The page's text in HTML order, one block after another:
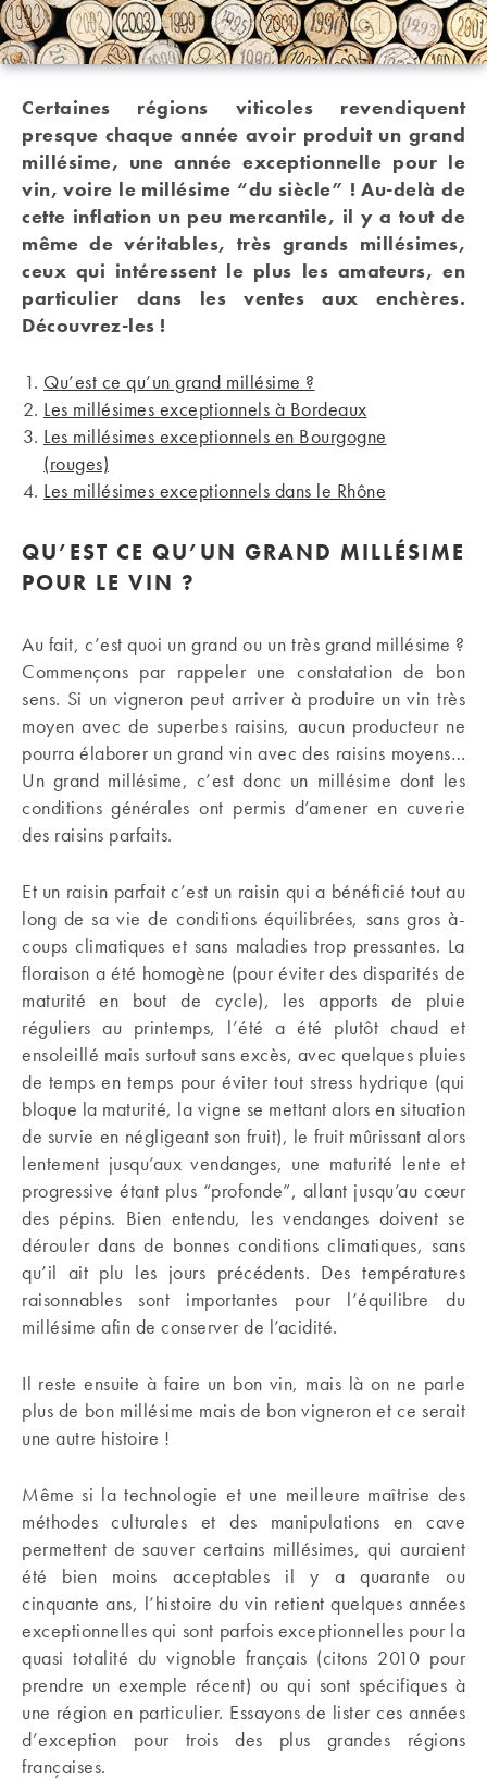
Certaines régions viticoles revendiquent
presque chaque année avoir produit un grand
millésime, une année exceptionnelle pour le
vin, voire le millésime “du siècle” ! Au-delà de
cette inflation un peu mercantile, il y a tout de
même de véritables, très grands millésimes,
ceux qui intéressent le plus les amateurs, en
particulier dans les ventes aux enchères.
Découvrez-les !
Qu’est ce qu’un grand millésime ?
Les millésimes exceptionnels à Bordeaux
Les millésimes exceptionnels en Bourgogne
(rouges)
Les millésimes exceptionnels dans le Rhône
QU’EST CE QU’UN GRAND MILLÉSIME
POUR LE VIN ?
Au fait, c’est quoi un grand ou un très grand millésime ?
Commençons par rappeler une constatation de bon
sens. Si un vigneron peut arriver à produire un vin très
moyen avec de superbes raisins, aucun producteur ne
pourra élaborer un grand vin avec des raisins moyens…
Un grand millésime, c’est donc un millésime dont les
conditions générales ont permis d’amener en cuverie
des raisins parfaits.
Et un raisin parfait c’est un raisin qui a bénéficié tout au
long de sa vie de conditions équilibrées, sans gros à-
coups climatiques et sans maladies trop pressantes. La
floraison a été homogène (pour éviter des disparités de
maturité en bout de cycle), les apports de pluie
réguliers au printemps, l’été a été plutôt chaud et
ensoleillé mais surtout sans excès, avec quelques pluies
de temps en temps pour éviter tout stress hydrique (qui
bloque la maturité, la vigne se mettant alors en situation
de survie en négligeant son fruit), le fruit mûrissant alors
lentement jusqu’aux vendanges, une maturité lente et
progressive étant plus “profonde”, allant jusqu’au cœur
des pépins. Bien entendu, les vendanges doivent se
dérouler dans de bonnes conditions climatiques, sans
qu’il ait plu les jours précédents. Des températures
raisonnables sont importantes pour l’équilibre du
millésime afin de conserver de l’acidité.
Il reste ensuite à faire un bon vin, mais là on ne parle
plus de bon millésime mais de bon vigneron et ce serait
une autre histoire !
Même si la technologie et une meilleure maîtrise des
méthodes culturales et des manipulations en cave
permettent de sauver certains millésimes, qui auraient
été bien moins acceptables il y a quarante ou
cinquante ans, l’histoire du vin retient quelques années
exceptionnelles qui sont parfois exceptionnelles pour la
quasi totalité du vignoble français (citons 2010 pour
prendre un exemple récent) ou qui sont spécifiques à
une région en particulier. Essayons de lister ces années
d’exception pour trois des plus grandes régions
françaises.